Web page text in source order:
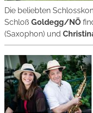
Die beliebten
Schloß Goldegg/NÖ
(Saxophon) und